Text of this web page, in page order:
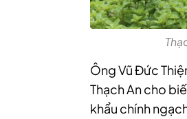
Ông Vũ Đức
Thạch An cho
khẩu chính